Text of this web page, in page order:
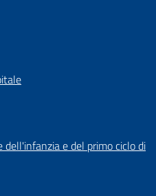
dell'infanzia e del primo ciclo di